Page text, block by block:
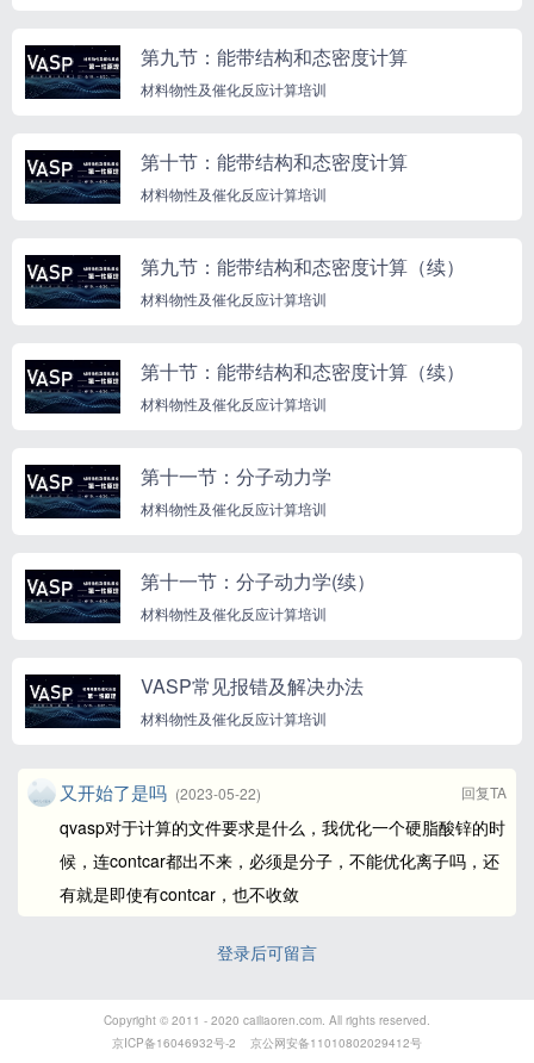
第九节：能带结构和态密度计算
材料物性及催化反应计算培训
第十节：能带结构和态密度计算
材料物性及催化反应计算培训
第九节：能带结构和态密度计算（续）
材料物性及催化反应计算培训
第十节：能带结构和态密度计算（续）
材料物性及催化反应计算培训
第十一节：分子动力学
材料物性及催化反应计算培训
第十一节：分子动力学(续）
材料物性及催化反应计算培训
VASP常见报错及解决办法
材料物性及催化反应计算培训
又开始了是吗 (2023-05-22) 回复TA
qvasp对于计算的文件要求是什么，我优化一个硬脂酸锌的时
候，连contcar都出不来，必须是分子，不能优化离子吗，还
有就是即使有contcar，也不收敛
登录后可留言
Copyright © 2011 - 2020 cailiaoren.com. All rights reserved.
京ICP备16046932号-2
京公网安备11010802029412号